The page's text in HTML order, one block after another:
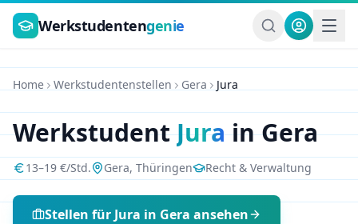
Zum Hauptinhalt springen
Werkstudentengenie
Home Werkstudentenstellen Gera Jura
WerkstudentJurainGera
13–19 €/Std. Gera, Thüringen Recht & Verwaltung
Stellen für Jura in Gera ansehen